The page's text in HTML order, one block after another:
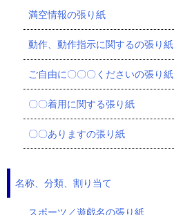
満空情報の張り紙
動作、動作指示に関するの張り紙
ご自由に〇〇〇くださいの張り紙
〇〇着用に関する張り紙
〇〇ありますの張り紙
名称、分類、割り当て
スポーツ／遊戯名の張り紙